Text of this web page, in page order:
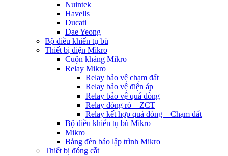
Nuintek
Havells
Ducati
Dae Yeong
Bộ điều khiển tụ bù
Thiết bị điện Mikro
Cuộn kháng Mikro
Relay Mikro
Relay bảo vệ chạm đất
Relay bảo vệ điện áp
Relay bảo vệ quá dòng
Relay dòng rò – ZCT
Relay kết hợp quá dòng – Chạm đất
Bộ điều khiển tụ bù Mikro
Mikro
Bảng đèn báo lập trình Mikro
Thiết bị đóng cắt